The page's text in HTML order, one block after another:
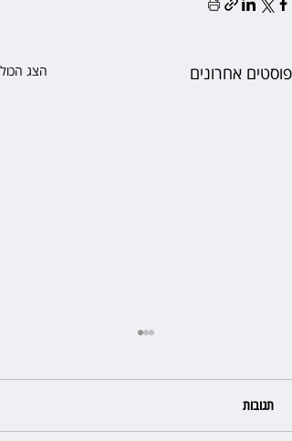
פוסטים אחרונים הצג הכול
תגובות